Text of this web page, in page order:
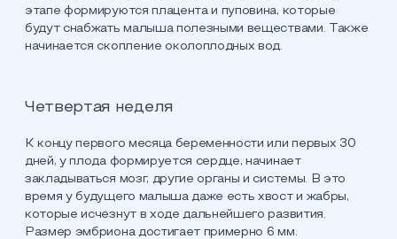
этапе формируются плацента и пуповина, которые
будут снабжать малыша полезными веществами. Также
начинается скопление околоплодных вод.
Четвертая неделя
К концу первого месяца беременности или первых 30
дней, у плода формируется сердце, начинает
закладываться мозг, другие органы и системы. В это
время у будущего малыша даже есть хвост и жабры,
которые исчезнут в ходе дальнейшего развития.
Размер эмбриона достигает примерно 6 мм.